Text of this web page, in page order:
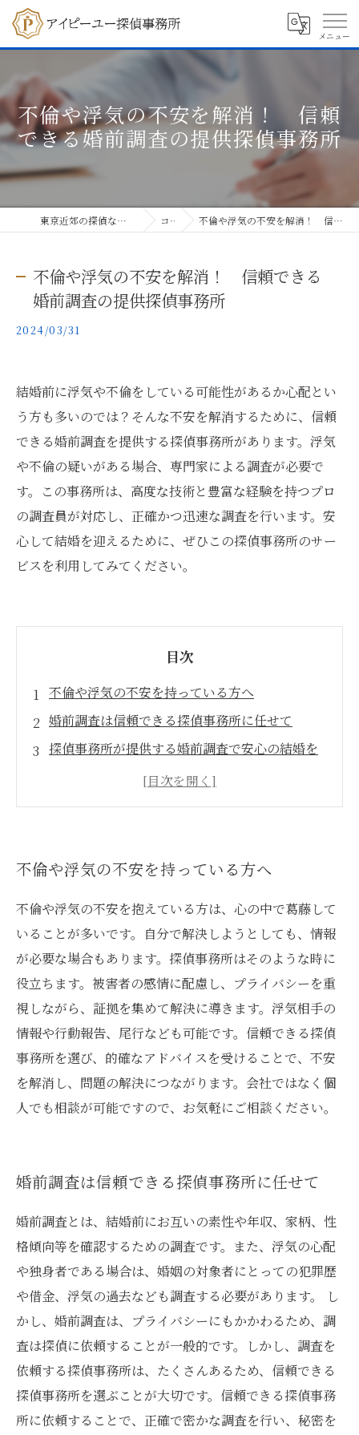
不倫や浮気の不安を解消！ 信頼
できる婚前調査の提供探偵事務所
東京近郊の探偵ならアイピーユー探偵事務所 コラム 不倫や浮気の不安を解消！ 信頼できる婚前調査の提供探偵事務所
不倫や浮気の不安を解消！ 信頼できる
婚前調査の提供探偵事務所
2024/03/31
結婚前に浮気や不倫をしている可能性があるか心配とい
う方も多いのでは？そんな不安を解消するために、信頼
できる婚前調査を提供する探偵事務所があります。浮気
や不倫の疑いがある場合、専門家による調査が必要で
す。この事務所は、高度な技術と豊富な経験を持つプロ
の調査員が対応し、正確かつ迅速な調査を行います。安
心して結婚を迎えるために、ぜひこの探偵事務所のサー
ビスを利用してみてください。
目次
不倫や浮気の不安を持っている方へ
婚前調査は信頼できる探偵事務所に任せて
探偵事務所が提供する婚前調査で安心の結婚を
浮気の兆候を見逃さない！ 探偵事務所がお手
不倫や浮気の不安を持っている方へ
不倫や浮気の不安を抱えている方は、心の中で葛藤して
いることが多いです。自分で解決しようとしても、情報
が必要な場合もあります。探偵事務所はそのような時に
役立ちます。被害者の感情に配慮し、プライバシーを重
視しながら、証拠を集めて解決に導きます。浮気相手の
情報や行動報告、尾行なども可能です。信頼できる探偵
事務所を選び、的確なアドバイスを受けることで、不安
を解消し、問題の解決につながります。会社ではなく個
人でも相談が可能ですので、お気軽にご相談ください。
婚前調査は信頼できる探偵事務所に任せて
婚前調査とは、結婚前にお互いの素性や年収、家柄、性
格傾向等を確認するための調査です。また、浮気の心配
や独身者である場合は、婚姻の対象者にとっての犯罪歴
や借金、浮気の過去なども調査する必要があります。 し
かし、婚前調査は、プライバシーにもかかわるため、調
査は探偵に依頼することが一般的です。しかし、調査を
依頼する探偵事務所は、たくさんあるため、信頼できる
探偵事務所を選ぶことが大切です。信頼できる探偵事務
所に依頼することで、正確で密かな調査を行い、秘密を